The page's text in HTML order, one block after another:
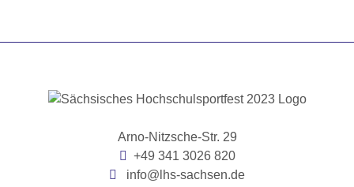
Arno-Nitzsche-Str. 29
+49 341 3026 820
info@lhs-sachsen.de